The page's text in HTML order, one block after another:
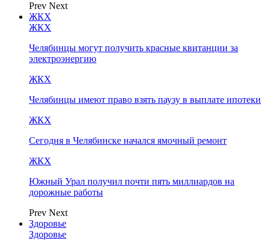
Prev Next
ЖКХ
ЖКХ
Челябинцы могут получить красные квитанции за
электроэнергию
ЖКХ
Челябинцы имеют право взять паузу в выплате ипотеки
ЖКХ
Сегодня в Челябинске начался ямочный ремонт
ЖКХ
Южный Урал получил почти пять миллиардов на
дорожные работы
Prev Next
Здоровье
Здоровье